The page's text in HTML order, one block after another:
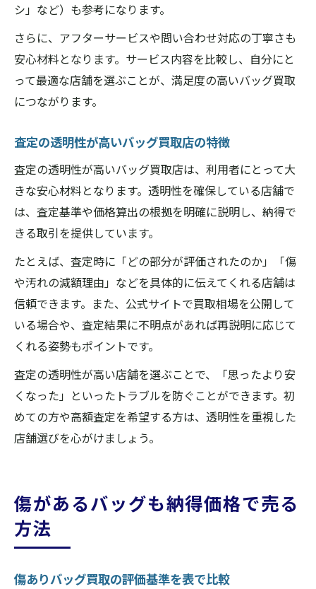
シ」など）も参考になります。
さらに、アフターサービスや問い合わせ対応の丁寧さも
安心材料となります。サービス内容を比較し、自分にと
って最適な店舗を選ぶことが、満足度の高いバッグ買取
につながります。
査定の透明性が高いバッグ買取店の特徴
査定の透明性が高いバッグ買取店は、利用者にとって大
きな安心材料となります。透明性を確保している店舗で
は、査定基準や価格算出の根拠を明確に説明し、納得で
きる取引を提供しています。
たとえば、査定時に「どの部分が評価されたのか」「傷
や汚れの減額理由」などを具体的に伝えてくれる店舗は
信頼できます。また、公式サイトで買取相場を公開して
いる場合や、査定結果に不明点があれば再説明に応じて
くれる姿勢もポイントです。
査定の透明性が高い店舗を選ぶことで、「思ったより安
くなった」といったトラブルを防ぐことができます。初
めての方や高額査定を希望する方は、透明性を重視した
店舗選びを心がけましょう。
傷があるバッグも納得価格で売る
方法
傷ありバッグ買取の評価基準を表で比較